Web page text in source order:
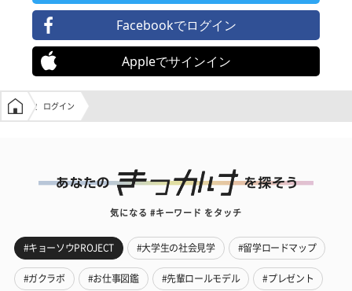
Facebookでログイン
Appleでサインイン
学生の窓口トップ
ログイン
気になる #キーワード をタッチ
#キョーソウPROJECT #大学生の社会見学 #留学ロードマップ
#ガクラボ #お仕事図鑑 #先輩ロールモデル #プレゼント